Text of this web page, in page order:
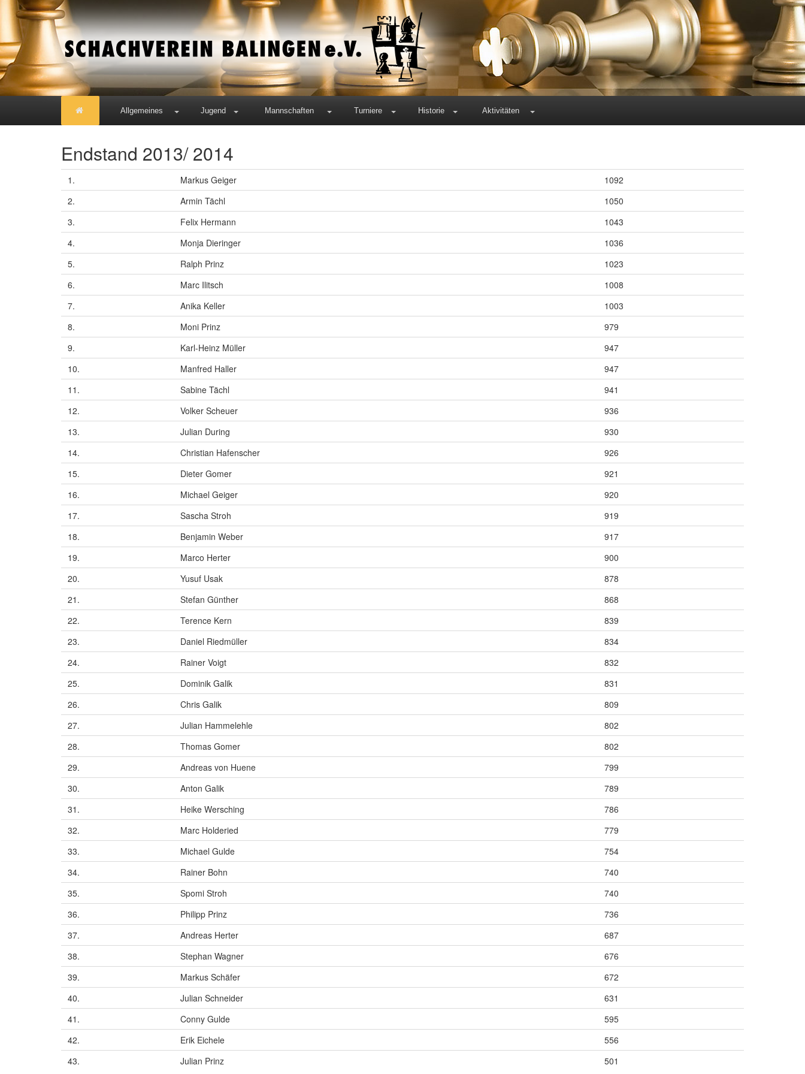
Allgemeines Jugend Mannschaften Turniere Historie Aktivitäten
Endstand 2013/ 2014
1. Markus Geiger
1092
2.
Armin Tächl
1050
3.
Felix Hermann
1043
4.
Monja Dieringer
1036
5.
Ralph Prinz
1023
6.
Marc Ilitsch
1008
7.
Anika Keller
1003
8.
Moni Prinz
979
9.
Karl-Heinz Müller
947
10.
Manfred Haller
947
11.
Sabine Tächl
941
12.
Volker Scheuer
936
13.
Julian During
930
14.
Christian Hafenscher
926
15.
Dieter Gomer
921
16.
Michael Geiger
920
17.
Sascha Stroh
919
18.
Benjamin Weber
917
19.
Marco Herter
900
20.
Yusuf Usak
878
21.
Stefan Günther
868
22.
Terence Kern
839
23.
Daniel Riedmüller
834
24.
Rainer Voigt
832
25.
Dominik Galik
831
26.
Chris Galik
809
27.
Julian Hammelehle
802
28.
Thomas Gomer
802
29.
Andreas von Huene
799
30.
Anton Galik
789
31.
Heike Wersching
786
32.
Marc Holderied
779
33.
Michael Gulde
754
34.
Rainer Bohn
740
35.
Spomi Stroh
740
36.
Philipp Prinz
736
37.
Andreas Herter
687
38.
Stephan Wagner
676
39.
Markus Schäfer
672
40.
Julian Schneider
631
41.
Conny Gulde
595
42.
Erik Eichele
556
43.
Julian Prinz 501